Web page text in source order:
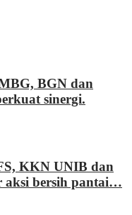
BGN dan
sinergi.
KKN UNIB dan
aksi bersih pantai…